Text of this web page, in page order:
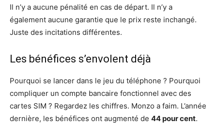
Il n’y a aucune pénalité en cas de départ. Il n’y a
également aucune garantie que le prix reste inchangé.
Juste des incitations différentes.
Les bénéfices s’envolent déjà
Pourquoi se lancer dans le jeu du téléphone ? Pourquoi
compliquer un compte bancaire fonctionnel avec des
cartes SIM ? Regardez les chiffres. Monzo a faim. L’année
dernière, les bénéfices ont augmenté de 44 pour cent.